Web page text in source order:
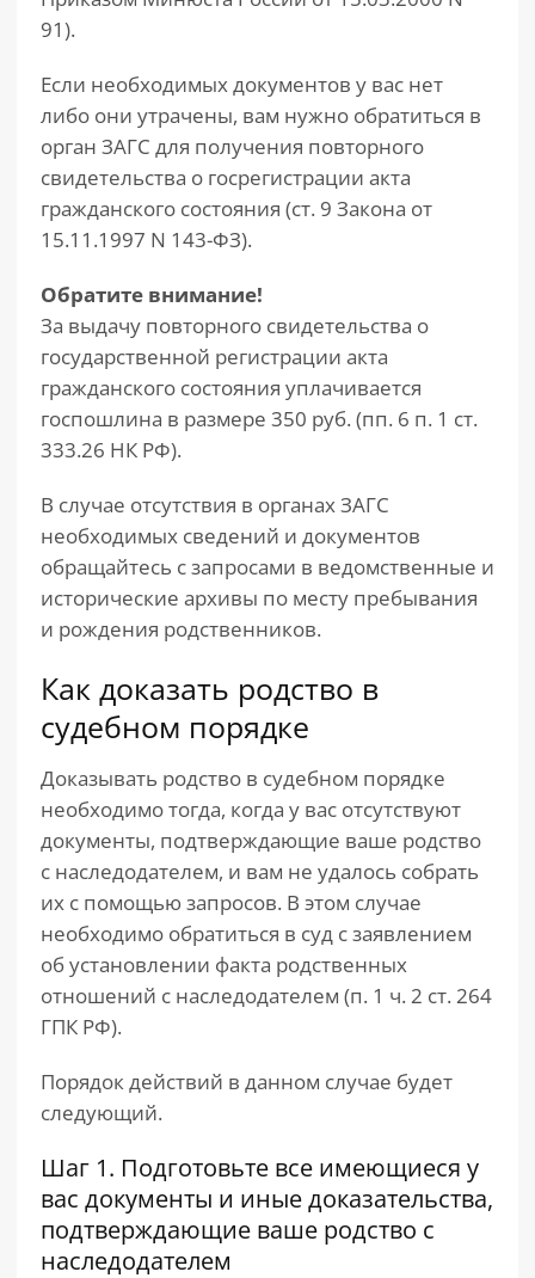
91).
Если необходимых документов у вас нет
либо они утрачены, вам нужно обратиться в
орган ЗАГС для получения повторного
свидетельства о госрегистрации акта
гражданского состояния (ст. 9 Закона от
15.11.1997 N 143-ФЗ).
Обратите внимание!
За выдачу повторного свидетельства о
государственной регистрации акта
гражданского состояния уплачивается
госпошлина в размере 350 руб. (пп. 6 п. 1 ст.
333.26 НК РФ).
В случае отсутствия в органах ЗАГС
необходимых сведений и документов
обращайтесь с запросами в ведомственные и
исторические архивы по месту пребывания
и рождения родственников.
Как доказать родство в
судебном порядке
Доказывать родство в судебном порядке
необходимо тогда, когда у вас отсутствуют
документы, подтверждающие ваше родство
с наследодателем, и вам не удалось собрать
их с помощью запросов. В этом случае
необходимо обратиться в суд с заявлением
об установлении факта родственных
отношений с наследодателем (п. 1 ч. 2 ст. 264
ГПК РФ).
Порядок действий в данном случае будет
следующий.
Шаг 1. Подготовьте все имеющиеся у
вас документы и иные доказательства,
подтверждающие ваше родство с
наследодателем